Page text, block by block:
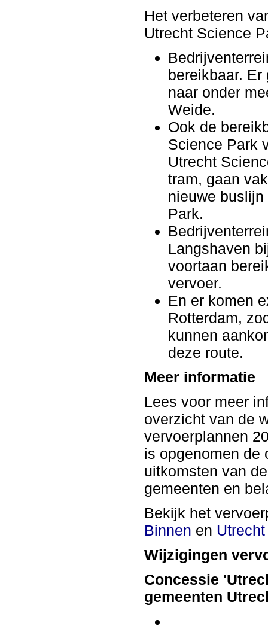
Het verbeteren
Utrecht Science
bereikbaar.
naar onder
Weide.
Ook de
Science Park
Utrecht
tram, gaan
nieuwe
Park.
Langshaven
voortaan
vervoer.
En er komen
Rotterdam,
kunnen
deze route.
Meer informatie
Lees voor meer
overzicht van de
vervoerplannen
is opgenomen de
uitkomsten van
gemeenten en
Bekijk het
Binnen en
Wijzigingen
Concessie
gemeenten